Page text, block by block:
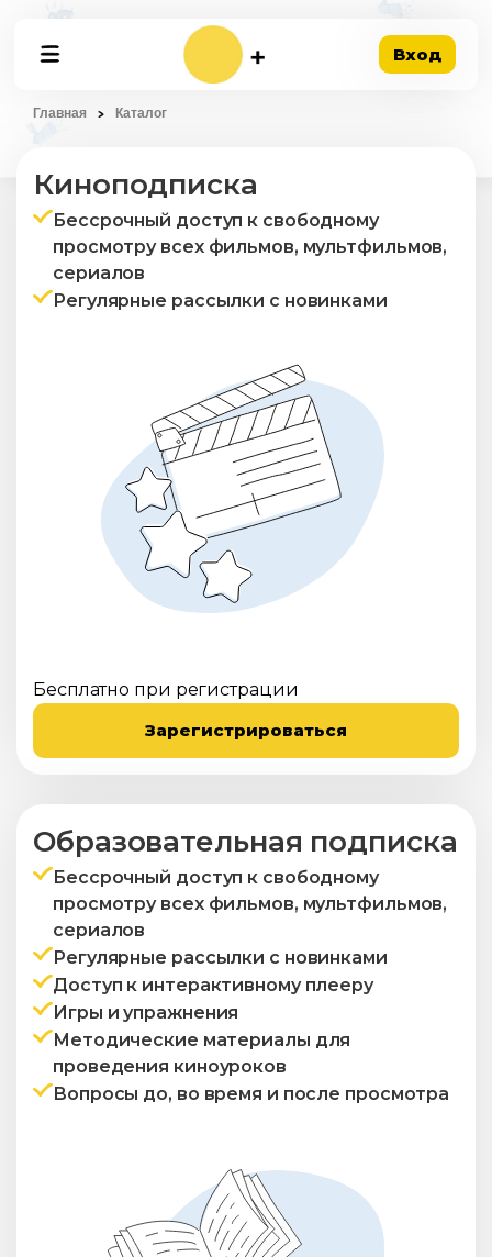
Вход
Главная Каталог
Киноподписка
Бессрочный доступ к свободному
просмотру всех фильмов, мультфильмов,
сериалов
Регулярные рассылки с новинками
Бесплатно при регистрации
Зарегистрироваться
Образовательная подписка
Бессрочный доступ к свободному
просмотру всех фильмов, мультфильмов,
сериалов
Регулярные рассылки с новинками
Доступ к интерактивному плееру
Игры и упражнения
Методические материалы для
проведения киноуроков
Вопросы до, во время и после просмотра